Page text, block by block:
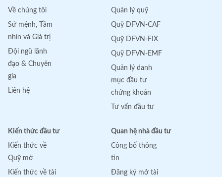
Về chúng tôi
Sứ mệnh, Tầm
nhìn và Giá trị
Đội ngũ lãnh
đạo & Chuyên
gia
Liên hệ
Quản lý quỹ
Quỹ DFVN-CAF
Quỹ DFVN-FIX
Quỹ DFVN-EMF
Quản lý danh
mục đầu tư
chứng khoán
Tư vấn đầu tư
Kiến thức đầu tư
Kiến thức về
Quỹ mở
Kiến thức về tài
Quan hệ nhà đầu tư
Công bố thông
tin
Đăng ký mở tài